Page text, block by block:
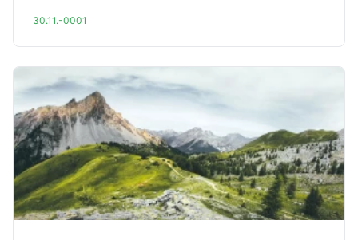
30.11.-0001